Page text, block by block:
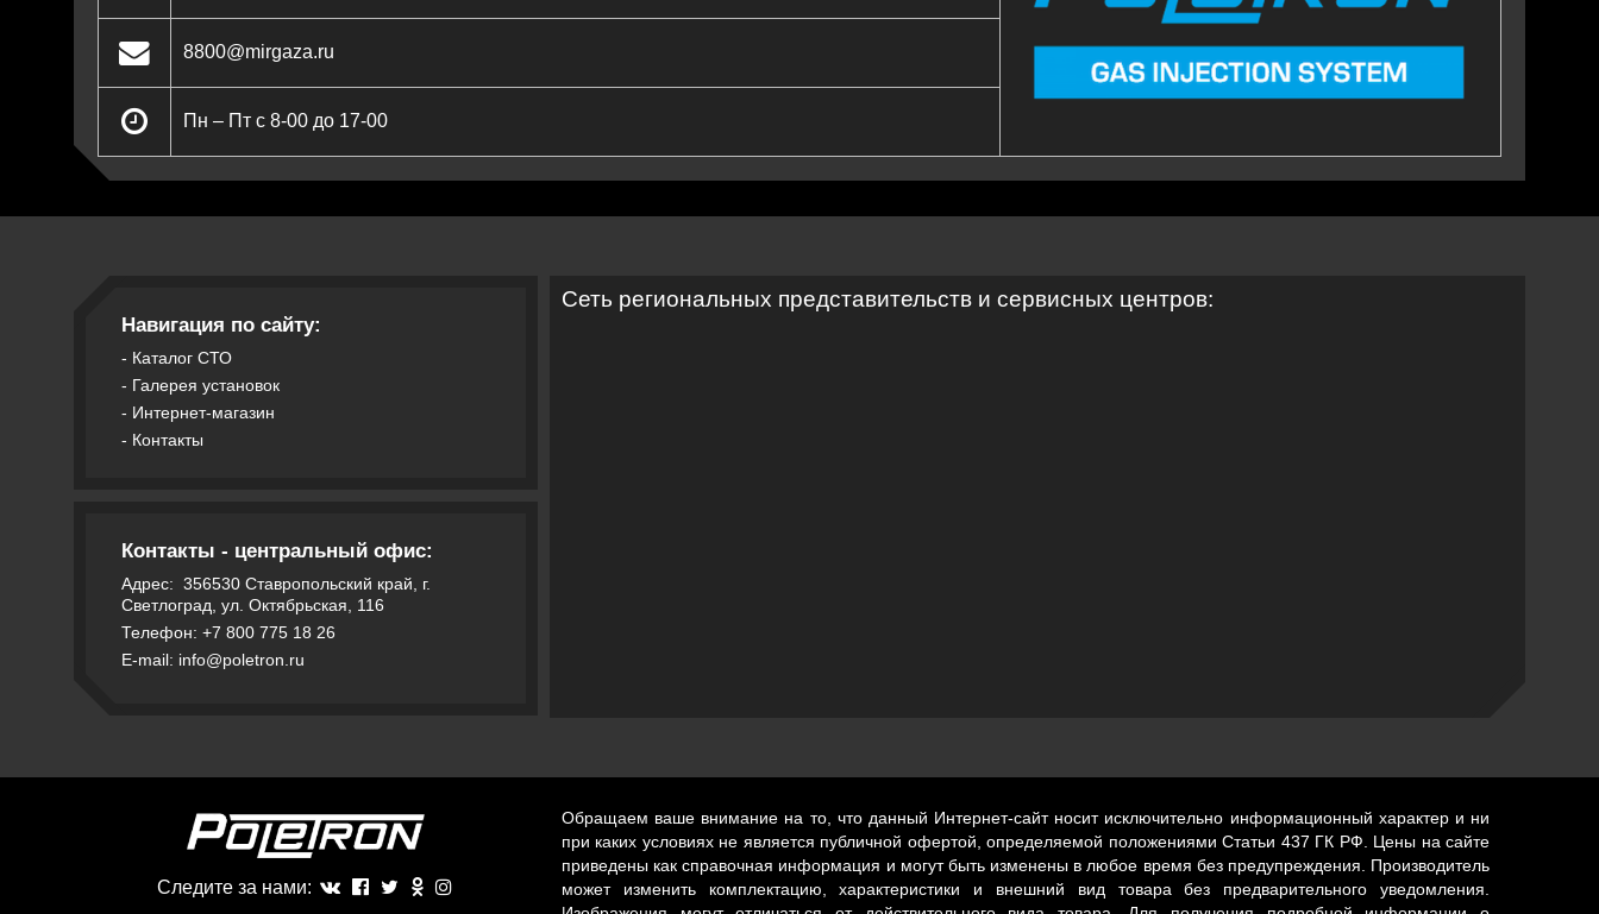
8800@mirgaza.ru
Пн – Пт с 8-00 до 17-00
Навигация по сайту:
- Каталог СТО
- Галерея установок
- Интернет-магазин
- Контакты
Контакты - центральный офис:
Адрес: 356530 Ставропольский край, г.
Светлоград, ул. Октябрьская, 116
Телефон: +7 800 775 18 26
E-mail: info@poletron.ru
Сеть региональных представительств и сервисных центров:
Следите за нами:
Обращаем ваше внимание на то, что данный Интернет-сайт носит исключительно информационный характер и ни
при каких условиях не является публичной офертой, определяемой положениями Статьи 437 ГК РФ. Цены на сайте
приведены как справочная информация и могут быть изменены в любое время без предупреждения. Производитель
может изменить комплектацию, характеристики и внешний вид товара без предварительного уведомления.